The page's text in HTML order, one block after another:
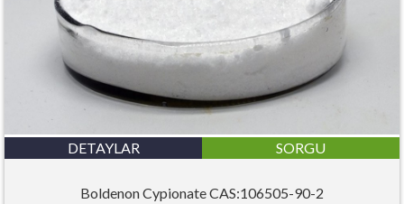
DETAYLAR SORGU
Boldenon Cypionate CAS:106505-90-2